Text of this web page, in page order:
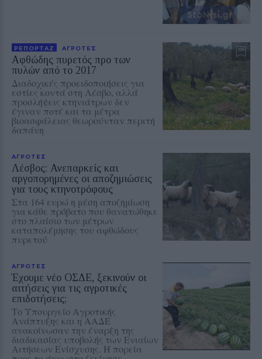
ΡΕΠΟΡΤΑΖ ΑΓΡΟΤΕΣ
Αφθώδης πυρετός προ των
πυλών από το 2017
Διαδοχικές προειδοποιήσεις για
εστίες κοντά στη Λέσβο, αλλά
προσλήψεις κτηνιάτρων δεν
έγιναν ποτέ και τα μέτρα
βιοασφάλειας θεωρούνταν περιτή
δαπάνη
ΑΓΡΟΤΕΣ
Λέσβος: Ανεπαρκείς και
αργοπορημένες οι αποζημιώσεις
για τους κτηνοτρόφους
Στα 164 ευρώ η μέση αποζημίωση
για κάθε πρόβατο που θανατώθηκε
στο πλαίσιο των μέτρων
καταπολέμησης του αφθώδους
πυρετού
ΑΓΡΟΤΕΣ
Έχουμε νέο ΟΣΔΕ, ξεκινούν οι
αιτήσεις για τις αγροτικές
επιδοτήσεις;
Το Υπουργείο Αγροτικής
Ανάπτυξης και η ΑΑΔΕ
ανακοίνωσαν την έναρξη της
διαδικασίας υποβολής των Ενιαίων
Αιτήσεων Ενίσχυσης. Η πορεία